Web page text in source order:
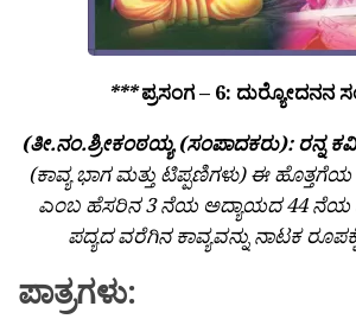
***ಪ್ರಸಂಗ – 6: ದುರ್‍ಯೋದನನ
(ತೀ.ನಂ.ಶ್ರೀಕಂಠಯ್ಯ (ಸಂಪಾದಕರು): ರನ್ನ
(ಕಾವ್ಯ ಭಾಗ ಮತ್ತು ಟಿಪ್ಪಣಿಗಳು) ಈ
ಎಂಬ ಹೆಸರಿನ 3 ನೆಯ ಅದ್ಯಾಯದ 44 ನೆಯ
ಪದ್ಯದ ವರೆಗಿನ ಕಾವ್ಯವನ್ನು ನಾಟಕ
ಪಾತ್ರಗಳು: